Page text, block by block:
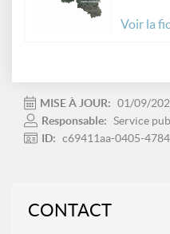
Voir la
MISE À JOUR: 01/09/
Responsable: Service
ID: c69411aa-0405-
CONTACT